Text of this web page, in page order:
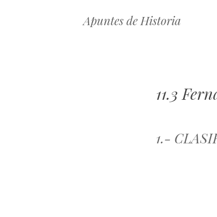
Apuntes de Historia
11.3
1.-